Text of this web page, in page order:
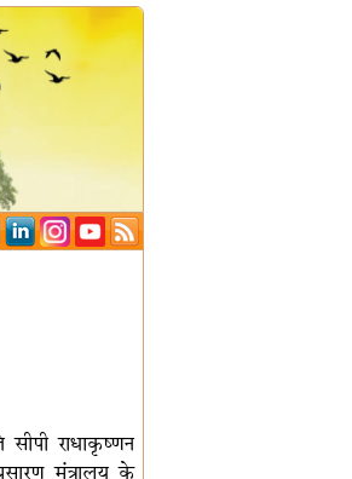
सीपी राधाकृष्णन
मंत्रालय के